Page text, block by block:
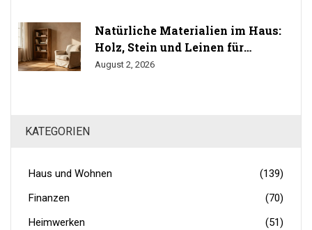
Natürliche Materialien im Haus:
Holz, Stein und Leinen für
gesundes Wohnen
August 2, 2026
KATEGORIEN
Haus und Wohnen
(139)
Finanzen
(70)
Heimwerken
(51)